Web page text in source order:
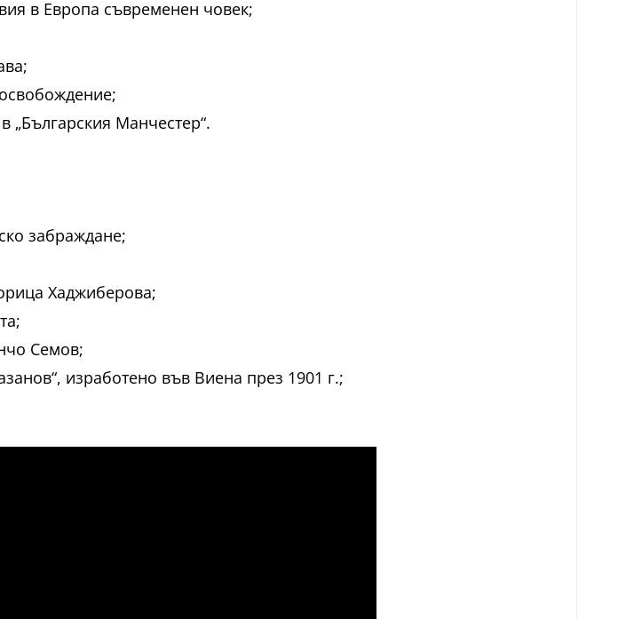
в Европа съвременен човек;
„Българския Манчестер“.
забраждане;
Хаджиберова;
Семов;
изработено във Виена през 1901 г.;